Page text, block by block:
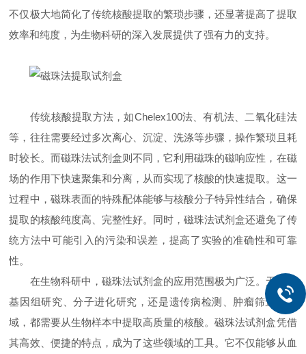
不仅极大地简化了传统核酸提取的繁琐步骤，还显著提高了提取
效率和纯度，为生物科研的深入发展提供了强有力的支持。
传统核酸提取方法，如Chelex100法、有机法、二氧化硅法
等，往往需要经过多次离心、沉淀、洗涤等步骤，操作繁琐且耗
时较长。而磁珠法试剂盒则不同，它利用磁珠的磁响应性，在磁
场的作用下快速聚集和分离，从而实现了核酸的快速提取。这一
过程中，磁珠表面的特殊配体能够与核酸分子特异性结合，确保
提取的核酸纯度高、完整性好。同时，磁珠法试剂盒还避免了传
统方法中可能引入的污染和误差，提高了实验的准确性和可靠
性。
在生物科研中，磁珠法试剂盒的应用范围极为广泛。无论是
基因组研究、分子进化研究，还是遗传病检测、肿瘤筛查等领
域，都需要从生物样本中提取高质量的核酸。磁珠法试剂盒凭借
其高效、便捷的特点，成为了这些领域的工具。它不仅能够从血